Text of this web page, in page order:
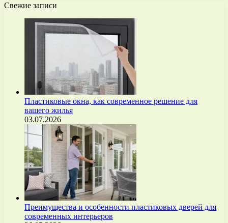
Свежие записи
Пластиковые окна, как современное решение для
вашего жилья
03.07.2026
Преимущества и особенности пластиковых дверей для
современных интерьеров